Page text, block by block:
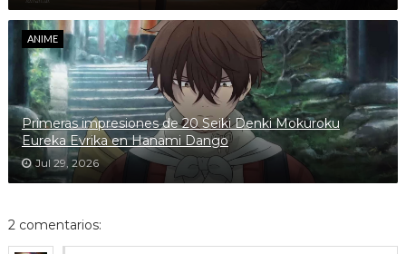
ANIME
Primeras impresiones de 20 Seiki Denki Mokuroku
Eureka Evrika en Hanami Dango
Jul 29, 2026
2 comentarios: